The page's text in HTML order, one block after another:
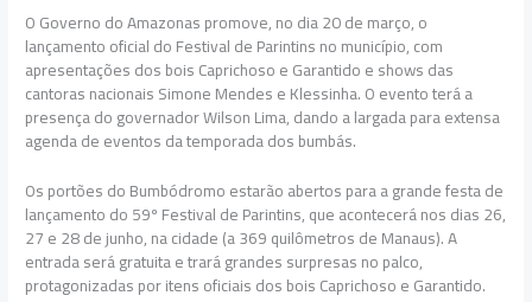
O Governo do Amazonas promove, no dia 20 de março, o
lançamento oficial do Festival de Parintins no município, com
apresentações dos bois Caprichoso e Garantido e shows das
cantoras nacionais Simone Mendes e Klessinha. O evento terá a
presença do governador Wilson Lima, dando a largada para extensa
agenda de eventos da temporada dos bumbás.
Os portões do Bumbódromo estarão abertos para a grande festa de
lançamento do 59º Festival de Parintins, que acontecerá nos dias 26,
27 e 28 de junho, na cidade (a 369 quilômetros de Manaus). A
entrada será gratuita e trará grandes surpresas no palco,
protagonizadas por itens oficiais dos bois Caprichoso e Garantido.